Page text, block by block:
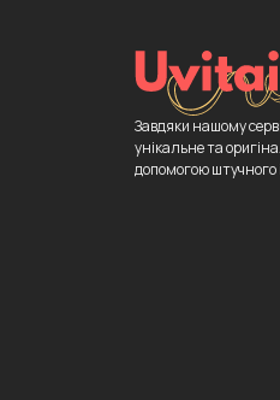
Завдяки нашому
унікальне та
допомогою штучного